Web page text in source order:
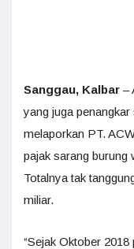
Sanggau, Kalbar –
yang juga
melaporkan PT.
pajak sarang burung
Totalnya tak
miliar.
“Sejak Oktober